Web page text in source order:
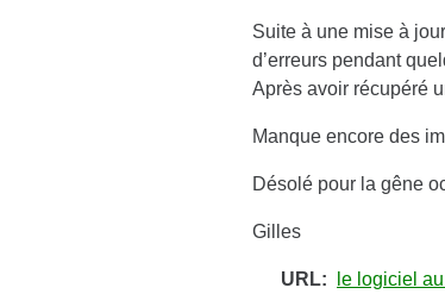
Suite à une mise à
d’erreurs pendant
Après avoir récupéré
Manque encore des
Désolé pour la gêne
Gilles
URL: le logiciel